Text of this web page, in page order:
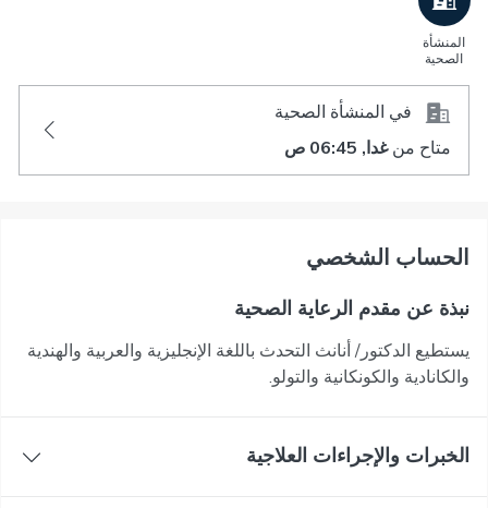
المنشأة
الصحية
في المنشأة الصحية
متاح من غدا, 06:45 ص
اﻟﺤﺴﺎﺏ اﻟﺸﺨﺼﻲ
نبذة عن مقدم الرعاية الصحية
يستطيع الدكتور/ أنانث التحدث باللغة الإنجليزية والعربية والهندية
والكانادية والكونكانية والتولو.
الخبرات والإجراءات العلاجية